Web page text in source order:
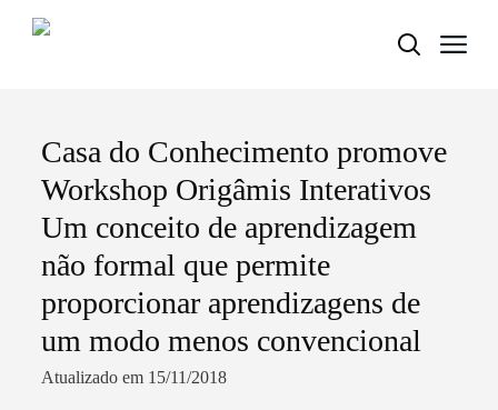
Termo de Pesquisa
Categorias gerais
Casa do Conhecimento promove
Workshop Origâmis Interativos
Um conceito de aprendizagem
não formal que permite
proporcionar aprendizagens de
um modo menos convencional
Atualizado em 15/11/2018